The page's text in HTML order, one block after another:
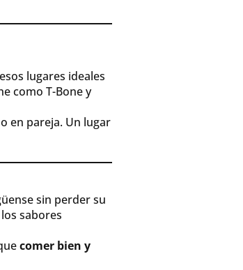
lugares ideales
como T-Bone y
en pareja. Un lugar
sin perder su
sabores
comer bien y